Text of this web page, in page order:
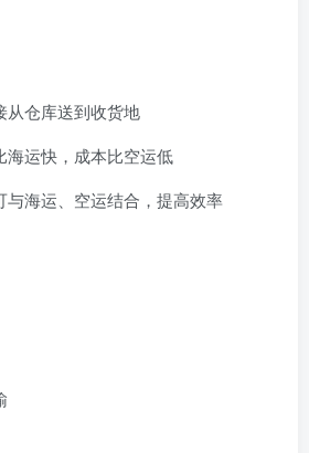
从仓库送到收货地
海运快，成本比空运低
与海运、空运结合，提高效率